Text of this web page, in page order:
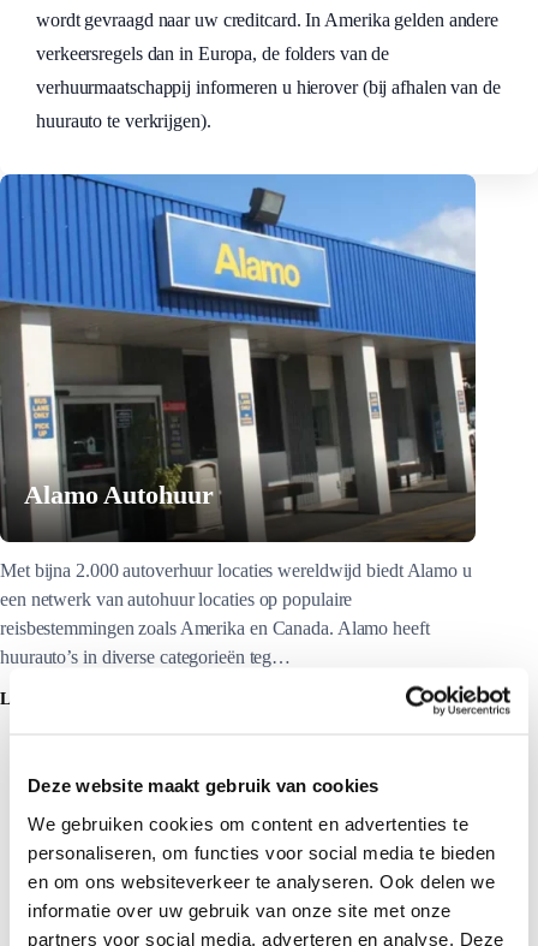
Deze website maakt gebruik van cookies
We gebruiken cookies om content en advertenties te
personaliseren, om functies voor social media te bieden
en om ons websiteverkeer te analyseren. Ook delen we
informatie over uw gebruik van onze site met onze
partners voor social media, adverteren en analyse. Deze
wordt gevraagd naar uw creditcard. In Amerika gelden andere
verkeersregels dan in Europa, de folders van de
verhuurmaatschappij informeren u hierover (bij afhalen van de
huurauto te verkrijgen).
Alamo Autohuur
Met bijna 2.000 autoverhuur locaties wereldwijd biedt Alamo u
een netwerk van autohuur locaties op populaire
reisbestemmingen zoals Amerika en Canada. Alamo heeft
huurauto’s in diverse categorieën teg…
LEES MEER